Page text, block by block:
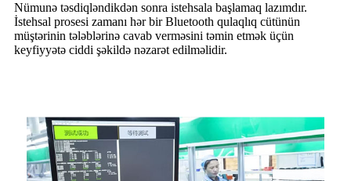
Nümunə təsdiqləndikdən sonra istehsala başlamaq lazımdır.
İstehsal prosesi zamanı hər bir Bluetooth qulaqlıq cütünün
müştərinin tələblərinə cavab verməsini təmin etmək üçün
keyfiyyətə ciddi şəkildə nəzarət edilməlidir.